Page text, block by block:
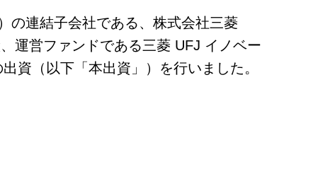
の連結子会社である、株式会社三菱
運営ファンドである三菱 UFJ イノベー
資（以下「本出資」）を行いました。